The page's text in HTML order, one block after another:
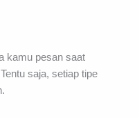
kamu pesan saat
saja, setiap tipe